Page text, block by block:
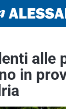
alle
in